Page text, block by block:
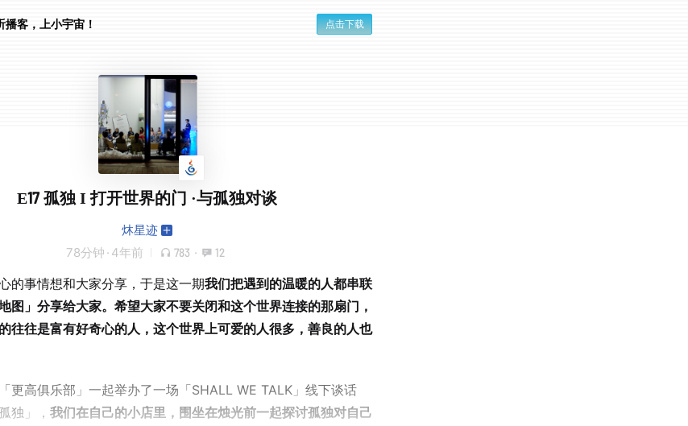
播客，上小宇宙！ 点击下载
E17 孤独 I 打开世界的门 ·与孤独对谈
炑星迹
78分钟 · 4年前 783 · 12
的事情想和大家分享，于是这一期我们把遇到的温暖的人都串联
图」分享给大家。希望大家不要关闭和这个世界连接的那扇门，
往往是富有好奇心的人，这个世界上可爱的人很多，善良的人也
更高俱乐部」一起举办了一场「SHALL WE TALK」线下谈话
独」， 我们在自己的小店里，围坐在烛光前一起探讨孤独对自己